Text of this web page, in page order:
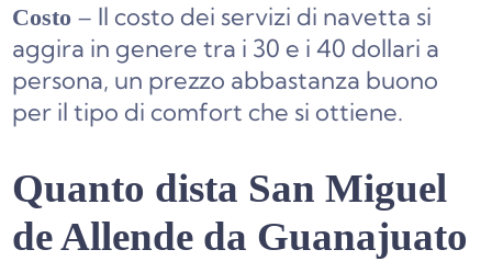
Costo – Il costo dei servizi di navetta si
aggira in genere tra i 30 e i 40 dollari a
persona, un prezzo abbastanza buono
per il tipo di comfort che si ottiene.
Quanto dista San Miguel
de Allende da Guanajuato